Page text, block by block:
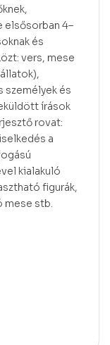
elsősorban 4–
és
vers, mese
és
írások
rovat:
a
kialakuló
figurák,
mese stb.